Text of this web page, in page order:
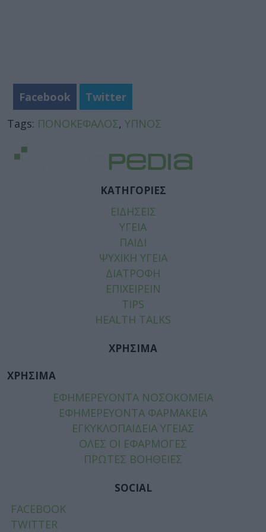
Facebook
Twitter
Tags: ΠΟΝΟΚΕΦΑΛΟΣ, ΥΠΝΟΣ
ΚΑΤΗΓΟΡΙΕΣ
ΕΙΔΗΣΕΙΣ
ΥΓΕΙΑ
ΠΑΙΔΙ
ΨΥΧΙΚΗ ΥΓΕΙΑ
ΔΙΑΤΡΟΦΗ
ΕΠΙΧΕΙΡΕΙΝ
TIPS
HEALTH TALKS
ΧΡΗΣΙΜΑ
ΧΡΗΣΙΜΑ
ΕΦΗΜΕΡΕΥΟΝΤΑ ΝΟΣΟΚΟΜΕΙΑ
ΕΦΗΜΕΡΕΥΟΝΤΑ ΦΑΡΜΑΚΕΙΑ
ΕΓΚΥΚΛΟΠΑΙΔΕΙΑ ΥΓΕΙΑΣ
ΟΛΕΣ ΟΙ ΕΦΑΡΜΟΓΕΣ
ΠΡΩΤΕΣ ΒΟΗΘΕΙΕΣ
SOCIAL
FACEBOOK
TWITTER